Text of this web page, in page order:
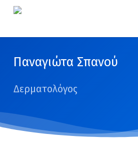
Skip
Παναγιώτα Σπανού
Δερματολόγος